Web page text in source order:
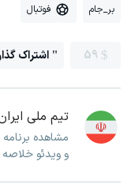
بر_جام فوتبال
59 اشتراک
تیم ملی
مشاهده
و ویدئو خلاصه